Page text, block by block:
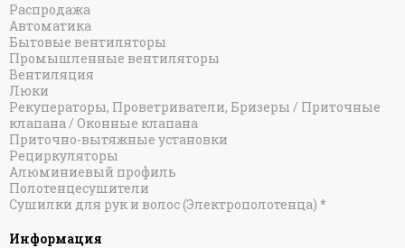
Распродажа
Автоматика
Бытовые вентиляторы
Промышленные вентиляторы
Вентиляция
Люки
Рекуператоры, Проветриватели, Бризеры / Приточные
клапана / Оконные клапана
Приточно-вытяжные установки
Рециркуляторы
Алюминиевый профиль
Полотенцесушители
Сушилки для рук и волос (Электрополотенца) *
Информация